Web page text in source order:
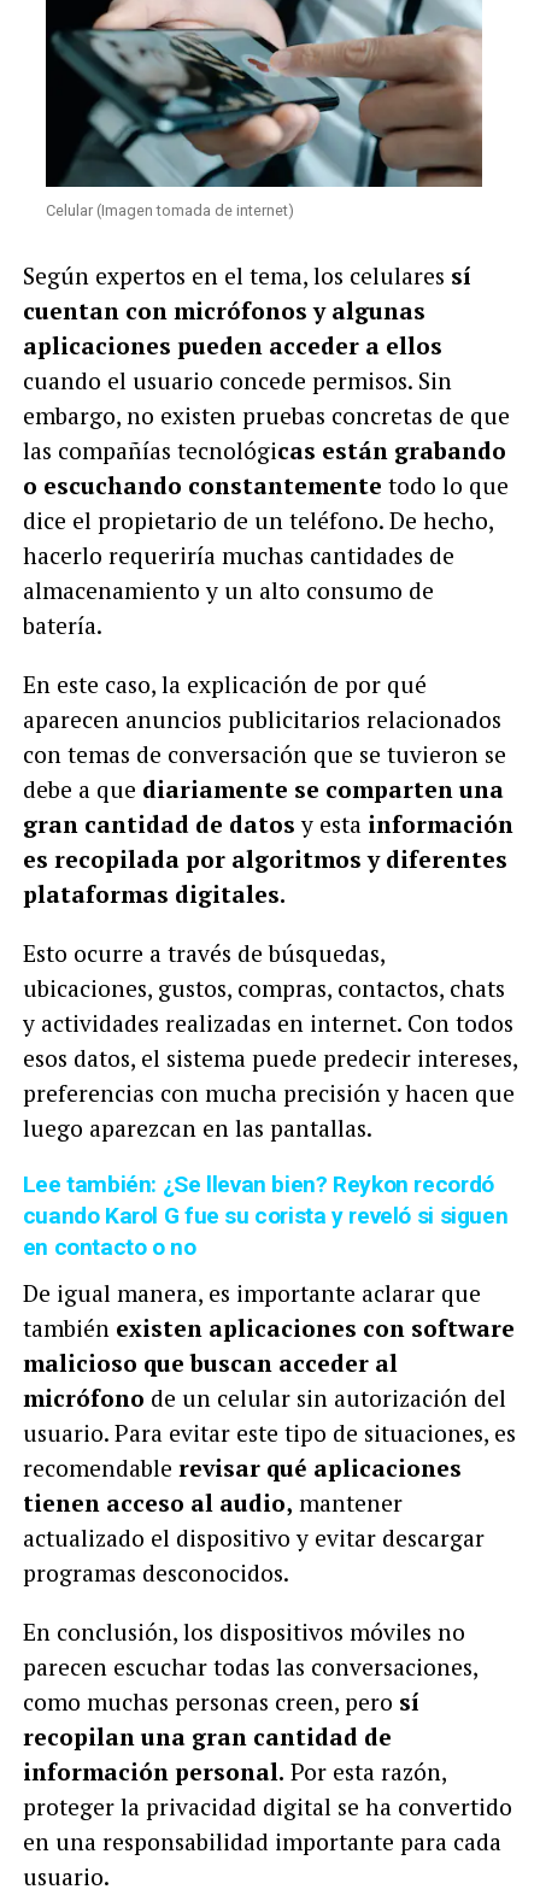
Celular (Imagen tomada de internet)
Según expertos en el tema, los celulares sí
cuentan con micrófonos y algunas
aplicaciones pueden acceder a ellos
cuando el usuario concede permisos. Sin
embargo, no existen pruebas concretas de que
las compañías tecnológicas están grabando
o escuchando constantemente todo lo que
dice el propietario de un teléfono. De hecho,
hacerlo requeriría muchas cantidades de
almacenamiento y un alto consumo de
batería.
En este caso, la explicación de por qué
aparecen anuncios publicitarios relacionados
con temas de conversación que se tuvieron se
debe a que diariamente se comparten una
gran cantidad de datosy esta información
es recopilada por algoritmos y diferentes
plataformas digitales.
Esto ocurre a través de búsquedas,
ubicaciones, gustos, compras, contactos, chats
y actividades realizadas en internet. Con todos
esos datos, el sistema puede predecir intereses,
preferencias con mucha precisión y hacen que
luego aparezcan en las pantallas.
Lee también: ¿Se llevan bien? Reykon recordó
cuando Karol G fue su corista y reveló si siguen
en contacto o no
De igual manera, es importante aclarar que
también existen aplicaciones con software
malicioso que buscan acceder al
micrófono de un celular sin autorización del
usuario. Para evitar este tipo de situaciones, es
recomendable revisar qué aplicaciones
tienen acceso al audio, mantener
actualizado el dispositivo y evitar descargar
programas desconocidos.
En conclusión, los dispositivos móviles no
parecen escuchar todas las conversaciones,
como muchas personas creen, pero sí
recopilan una gran cantidad de
información personal. Por esta razón,
proteger la privacidad digital se ha convertido
en una responsabilidad importante para cada
usuario.